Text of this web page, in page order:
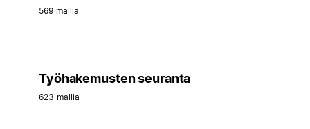
569 mallia
Työhakemusten seuranta
623 mallia